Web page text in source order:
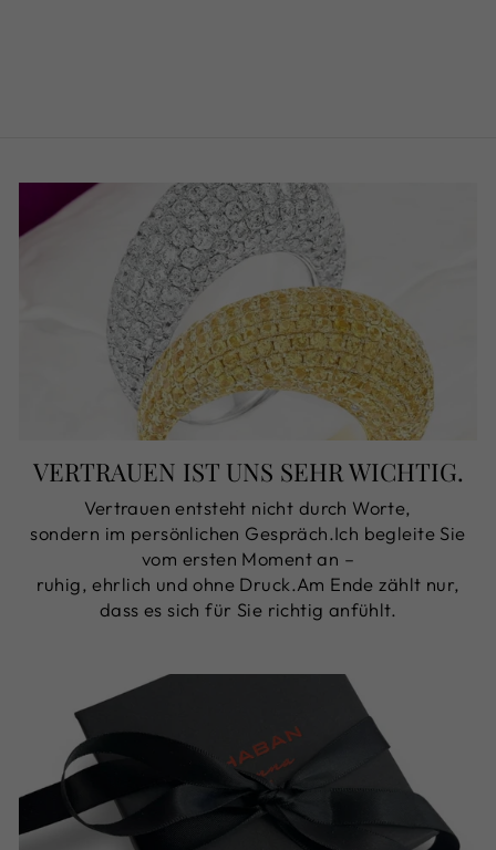
VERTRAUEN IST UNS SEHR WICHTIG.
Vertrauen entsteht nicht durch Worte,
sondern im persönlichen Gespräch.Ich begleite Sie
vom ersten Moment an –
ruhig, ehrlich und ohne Druck.Am Ende zählt nur,
dass es sich für Sie richtig anfühlt.